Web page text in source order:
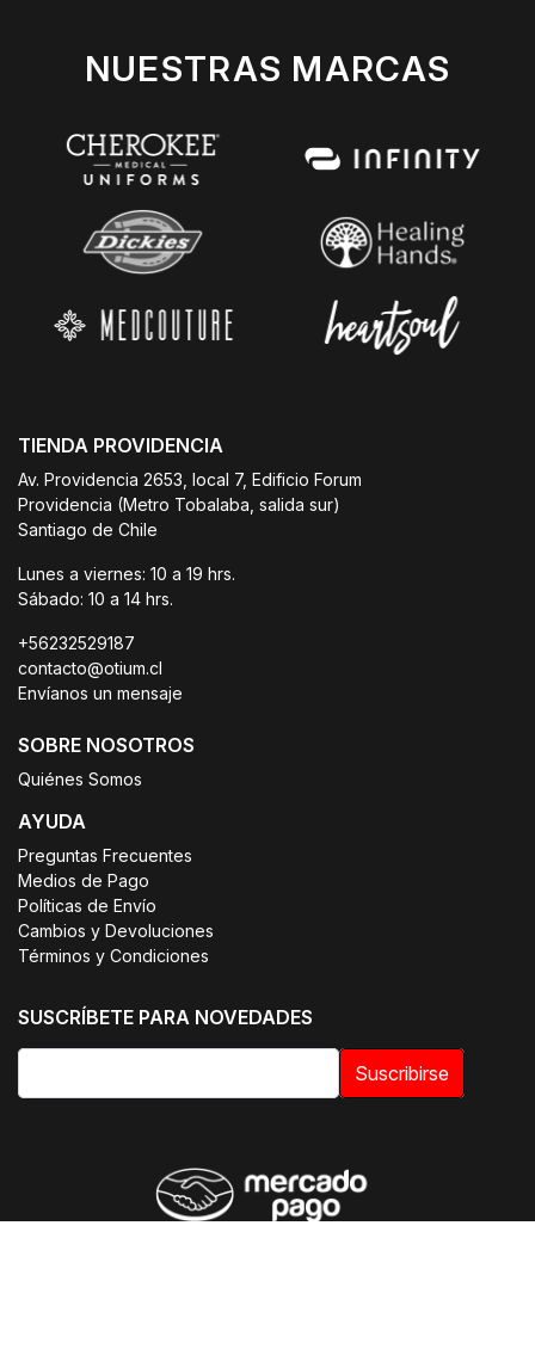
NUESTRAS MARCAS
TIENDA PROVIDENCIA
Av. Providencia 2653, local 7, Edificio Forum
Providencia (Metro Tobalaba, salida sur)
Santiago de Chile
Lunes a viernes: 10 a 19 hrs.
Sábado: 10 a 14 hrs.
+56232529187
contacto@otium.cl
Envíanos un mensaje
SOBRE NOSOTROS
Quiénes Somos
AYUDA
Preguntas Frecuentes
Medios de Pago
Políticas de Envío
Cambios y Devoluciones
Términos y Condiciones
SUSCRÍBETE PARA NOVEDADES
Suscribirse